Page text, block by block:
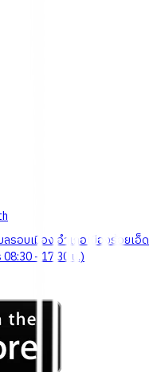
รอบเมือง อำเภอเมืองร้อยเอ็ด
- 17:30 น.)